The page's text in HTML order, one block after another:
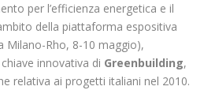
per l’efficienza energetica e il
della piattaforma espositiva
Milano-Rho, 8-10 maggio),
innovativa di Greenbuilding,
relativa ai progetti italiani nel 2010.